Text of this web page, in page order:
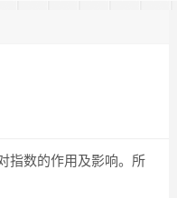
指数的作用及影响。所